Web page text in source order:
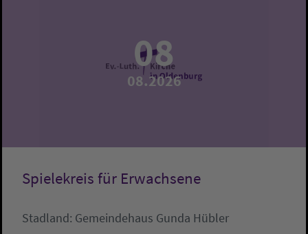
08
08.2026
Spielekreis für Erwachsene
Stadland: Gemeindehaus Gunda Hübler